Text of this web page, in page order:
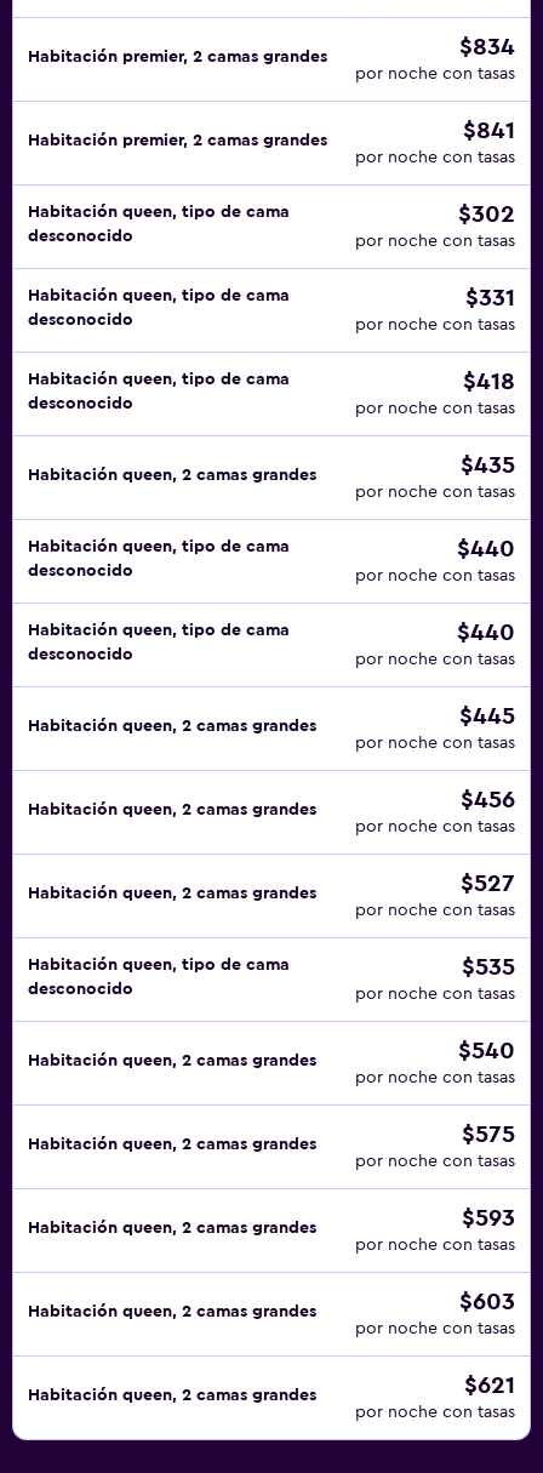
Habitación premier, 2 camas grandes $834
por noche con tasas
Habitación premier, 2 camas grandes $841
por noche con tasas
Habitación queen, tipo de cama
desconocido
$302
por noche con tasas
Habitación queen, tipo de cama
desconocido
$331
por noche con tasas
Habitación queen, tipo de cama
desconocido
$418
por noche con tasas
Habitación queen, 2 camas grandes $435
por noche con tasas
Habitación queen, tipo de cama
desconocido
$440
por noche con tasas
Habitación queen, tipo de cama
desconocido
$440
por noche con tasas
Habitación queen, 2 camas grandes $445
por noche con tasas
Habitación queen, 2 camas grandes $456
por noche con tasas
Habitación queen, 2 camas grandes $527
por noche con tasas
Habitación queen, tipo de cama
desconocido
$535
por noche con tasas
Habitación queen, 2 camas grandes $540
por noche con tasas
Habitación queen, 2 camas grandes $575
por noche con tasas
Habitación queen, 2 camas grandes $593
por noche con tasas
Habitación queen, 2 camas grandes $603
por noche con tasas
Habitación queen, 2 camas grandes $621
por noche con tasas